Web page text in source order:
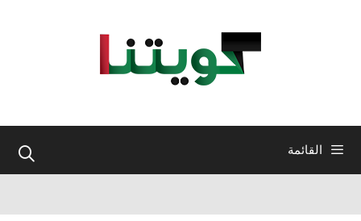
القائمة